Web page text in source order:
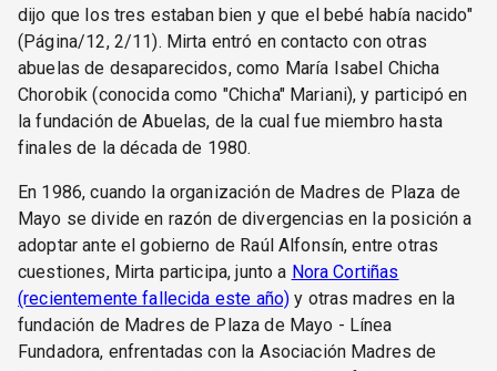
dijo que los tres estaban bien y que el bebé había nacido"
(Página/12, 2/11). Mirta entró en contacto con otras
abuelas de desaparecidos, como María Isabel Chicha
Chorobik (conocida como "Chicha" Mariani), y participó en
la fundación de Abuelas, de la cual fue miembro hasta
finales de la década de 1980.
En 1986, cuando la organización de Madres de Plaza de
Mayo se divide en razón de divergencias en la posición a
adoptar ante el gobierno de Raúl Alfonsín, entre otras
cuestiones, Mirta participa, junto a Nora Cortiñas
(recientemente fallecida este año) y otras madres en la
fundación de Madres de Plaza de Mayo - Línea
Fundadora, enfrentadas con la Asociación Madres de